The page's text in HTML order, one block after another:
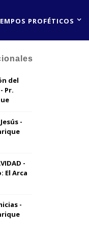
PROFÉTICOS
del
Pr.
-
-
El Arca
-